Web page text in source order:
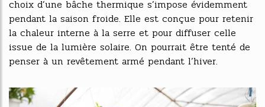
choix d’une bâche thermique s’impose évidemment
pendant la saison froide. Elle est conçue pour retenir
la chaleur interne à la serre et pour diffuser celle
issue de la lumière solaire. On pourrait être tenté de
penser à un revêtement armé pendant l’hiver.